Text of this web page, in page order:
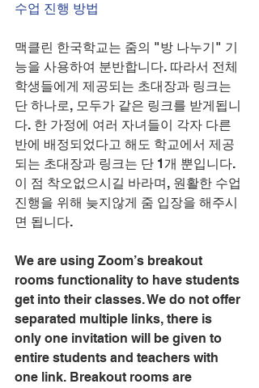
수업 진행 방법
맥클린 한국학교는 줌의 "방 나누기" 기
능을 사용하여 분반합니다. 따라서 전체
학생들에게 제공되는 초대장과 링크는
단 하나로, 모두가 같은 링크를 받게됩니
다. 한 가정에 여러 자녀들이 각자 다른
반에 배정되었다고 해도 학교에서 제공
되는 초대장과 링크는 단 1개 뿐입니다.
이 점 착오없으시길 바라며, 원활한 수업
진행을 위해 늦지않게 줌 입장을 해주시
면 됩니다.
We are using Zoom’s breakout
rooms functionality to have students
get into their classes. We do not offer
separated multiple links, there is
only one invitation will be given to
entire students and teachers with
one link. Breakout rooms are